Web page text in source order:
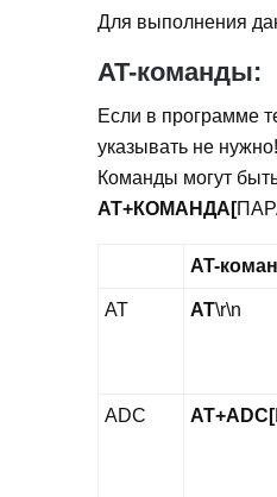
Для выполнения
AT-команды:
Если в программе
указывать не нужно!
Команды могут
AT+КОМАНДА[
AT-
AT AT\r\n
ADC AT+ADC[